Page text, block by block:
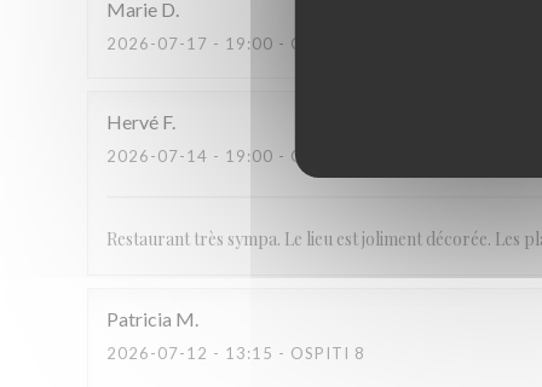
Marie D
2026-07-17 - 19:00 - OSPITI 3
Hervé F
2026-07-14 - 19:00 - OSPITI 2
Restaurant très sympa. Le lieu est joliment décorée. Les
Patricia M
2026-07-12 - 13:15 - OSPITI 8